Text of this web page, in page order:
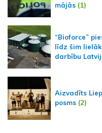
mājās (1)
“Bioforce”
līdz šim
darbību
Aizvadīts
posms (2)